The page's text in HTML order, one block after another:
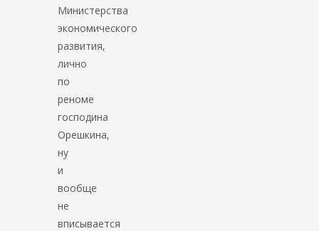
Министерства
экономического
развития,
лично
по
реноме
господина
Орешкина,
ну
и
вообще
не
вписывается